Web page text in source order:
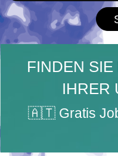
FINDEN SIE
IHRER
🇦🇹 Gratis